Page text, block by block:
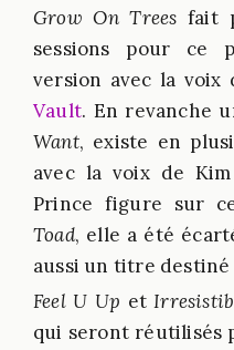
Grow On Trees fait
sessions pour ce
version avec la voix
Vault. En revanche
Want, existe en
avec la voix de
Prince figure sur
Toad, elle a été
aussi un titre destiné
Feel U Up et
qui seront réutilisés